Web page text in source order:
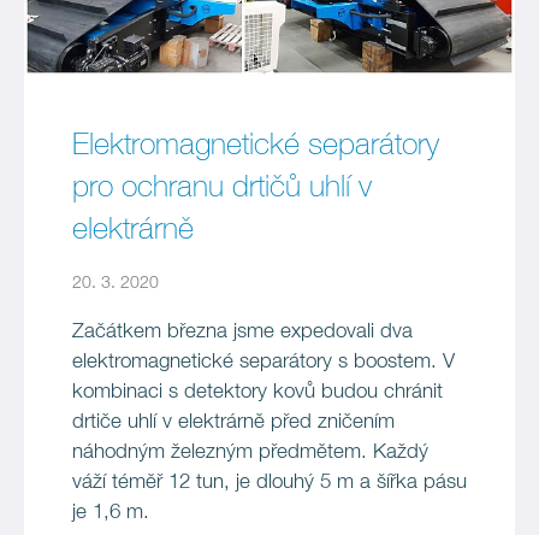
Elektromagnetické separátory
pro ochranu drtičů uhlí v
elektrárně
20. 3. 2020
Začátkem března jsme expedovali dva
elektromagnetické separátory s boostem. V
kombinaci s detektory kovů budou chránit
drtiče uhlí v elektrárně před zničením
náhodným železným předmětem. Každý
váží téměř 12 tun, je dlouhý 5 m a šířka pásu
je 1,6 m.